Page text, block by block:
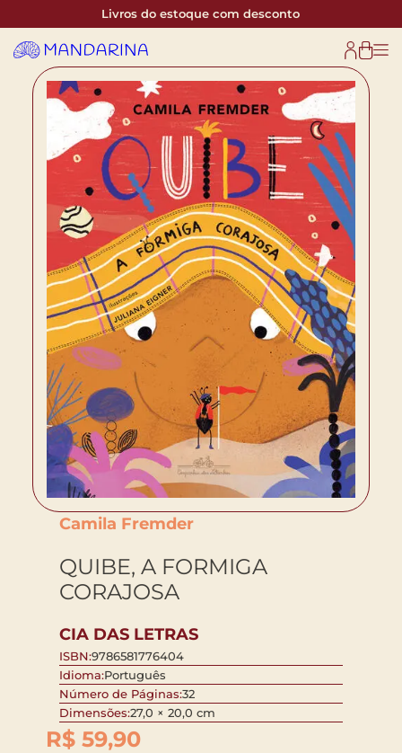
Livros do estoque com desconto
Camila Fremder
QUIBE, A FORMIGA
CORAJOSA
CIA DAS LETRAS
ISBN:9786581776404
Idioma:Português
Número de Páginas:32
Dimensões:27,0 × 20,0 cm
R$ 59,90